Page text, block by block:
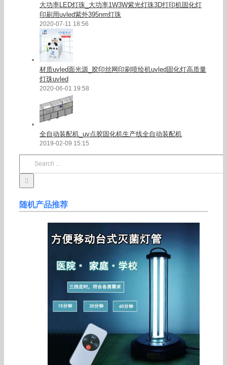
大功率LED灯珠_大功率1W3W紫光灯珠3D打印机固化灯
印刷用uvled紫外395nm灯珠
2020-07-11 18:56
材质uvled面光源_胶印丝网印刷喷绘机uvled固化灯高质量
灯珠uvled
2020-06-01 19:58
全自动装配机_uv点胶固化机生产线全自动装配机
2019-02-09 15:15
随机产品推荐